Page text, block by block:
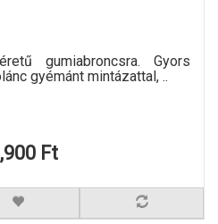
gumiabroncsra. Gyors
gyémánt mintázattal, ..
Ft